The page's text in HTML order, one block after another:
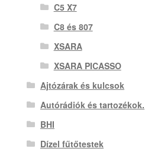
C5 X7
C8 és 807
XSARA
XSARA PICASSO
Ajtózárak és kulcsok
Autórádiók és tartozékok.
BHI
Dízel fűtőtestek